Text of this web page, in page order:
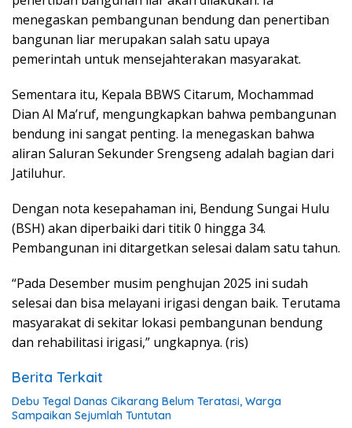
menegaskan pembangunan bendung dan penertiban
bangunan liar merupakan salah satu upaya
pemerintah untuk mensejahterakan masyarakat.
Sementara itu, Kepala BBWS Citarum, Mochammad
Dian Al Ma’ruf, mengungkapkan bahwa pembangunan
bendung ini sangat penting. Ia menegaskan bahwa
aliran Saluran Sekunder Srengseng adalah bagian dari
Jatiluhur.
Dengan nota kesepahaman ini, Bendung Sungai Hulu
(BSH) akan diperbaiki dari titik 0 hingga 34.
Pembangunan ini ditargetkan selesai dalam satu tahun.
“Pada Desember musim penghujan 2025 ini sudah
selesai dan bisa melayani irigasi dengan baik. Terutama
masyarakat di sekitar lokasi pembangunan bendung
dan rehabilitasi irigasi,” ungkapnya. (ris)
Berita Terkait
Debu Tegal Danas Cikarang Belum Teratasi, Warga
Sampaikan Sejumlah Tuntutan